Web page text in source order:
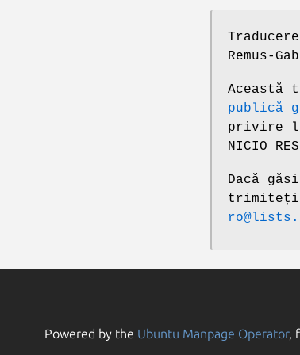
Remus-
Această
publică
privire
NICIO
Dacă
trimiteți
Powered by the Ubuntu Manpage Operator,